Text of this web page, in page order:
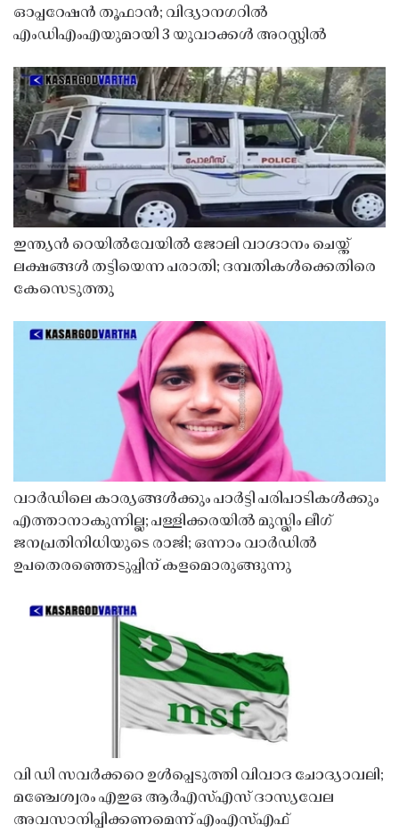
ഓപ്പറേഷൻ തൂഫാൻ; വിദ്യാനഗറിൽ
എംഡിഎംഎയുമായി 3 യുവാക്കൾ അറസ്റ്റിൽ
ഇന്ത്യൻ റെയിൽവേയിൽ ജോലി വാഗ്ദാനം ചെയ്ത്
ലക്ഷങ്ങൾ തട്ടിയെന്ന പരാതി; ദമ്പതികൾക്കെതിരെ
കേസെടുത്തു
വാർഡിലെ കാര്യങ്ങൾക്കും പാർട്ടി പരിപാടികൾക്കും
എത്താനാകുന്നില്ല; പള്ളിക്കരയിൽ മുസ്ലിം ലീഗ്
ജനപ്രതിനിധിയുടെ രാജി; ഒന്നാം വാർഡിൽ
ഉപതെരഞ്ഞെടുപ്പിന് കളമൊരുങ്ങുന്നു
വി ഡി സവർക്കറെ ഉൾപ്പെടുത്തി വിവാദ ചോദ്യാവലി;
മഞ്ചേശ്വരം എഇഒ ആർഎസ്എസ് ദാസ്യവേല
അവസാനിപ്പിക്കണമെന്ന് എംഎസ്എഫ്